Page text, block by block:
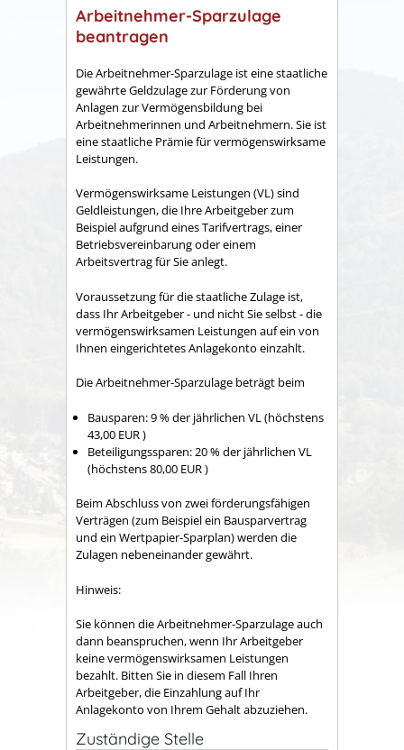
Arbeitnehmer-Sparzulage
beantragen
Die Arbeitnehmer-Sparzulage ist eine staatliche
gewährte Geldzulage zur Förderung von
Anlagen zur Vermögensbildung bei
Arbeitnehmerinnen und Arbeitnehmern. Sie ist
eine staatliche Prämie für vermögenswirksame
Leistungen.
Vermögenswirksame Leistungen (VL) sind
Geldleistungen, die Ihre Arbeitgeber zum
Beispiel aufgrund eines Tarifvertrags, einer
Betriebsvereinbarung oder einem
Arbeitsvertrag für Sie anlegt.
Voraussetzung für die staatliche Zulage ist,
dass Ihr Arbeitgeber - und nicht Sie selbst - die
vermögenswirksamen Leistungen auf ein von
Ihnen eingerichtetes Anlagekonto einzahlt.
Die Arbeitnehmer-Sparzulage beträgt beim
Bausparen: 9 % der jährlichen VL (höchstens
43,00 EUR )
Beteiligungssparen: 20 % der jährlichen VL
(höchstens 80,00 EUR )
Beim Abschluss von zwei förderungsfähigen
Verträgen (zum Beispiel ein Bausparvertrag
und ein Wertpapier-Sparplan) werden die
Zulagen nebeneinander gewährt.
Hinweis:
Sie können die Arbeitnehmer-Sparzulage auch
dann beanspruchen, wenn Ihr Arbeitgeber
keine vermögenswirksamen Leistungen
bezahlt. Bitten Sie in diesem Fall Ihren
Arbeitgeber, die Einzahlung auf Ihr
Anlagekonto von Ihrem Gehalt abzuziehen.
Zuständige Stelle